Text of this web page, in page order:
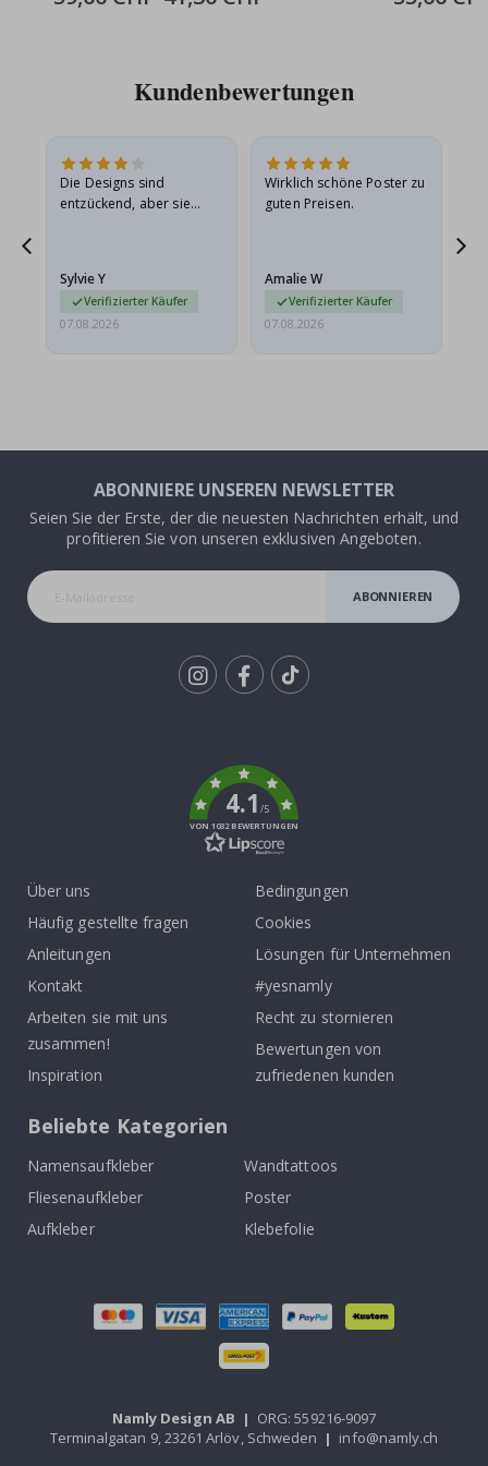
Kundenbewertungen
Die Designs sind
entzückend, aber sie
sie…
Sylvie Y
Verifizierter Käufer
07.08.2026
Wirklich schöne Poster zu
guten Preisen.
Amalie W
Verifizierter Käufer
07.08.2026
ABONNIERE UNSEREN NEWSLETTER
Seien Sie der Erste, der die neuesten Nachrichten erhält, und
profitieren Sie von unseren exklusiven Angeboten.
ABONNIEREN
4.1/5
VON 1032 BEWERTUNGEN
Über uns
Häufig gestellte fragen
Anleitungen
Kontakt
Arbeiten sie mit uns
zusammen!
Inspiration
Bedingungen
Cookies
Lösungen für Unternehmen
#yesnamly
Recht zu stornieren
Bewertungen von
zufriedenen kunden
Beliebte Kategorien
Namensaufkleber
Wandtattoos
Fliesenaufkleber
Poster
Aufkleber
Klebefolie
Namly Design AB | ORG: 559216-9097
Terminalgatan 9, 23261 Arlöv, Schweden | info@namly.ch